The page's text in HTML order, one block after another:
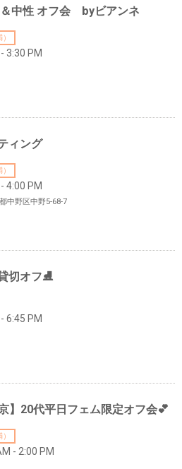
中性 オフ会 byビアンネ
3:30 PM
ィング
4:00 PM
中野区中野5-68-7
切オフ⛸️
6:45 PM
】20代平日フェム限定オフ会💕
- 2:00 PM